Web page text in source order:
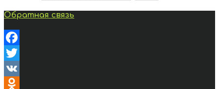
Обратная связь
Facebook
Twitter
VK